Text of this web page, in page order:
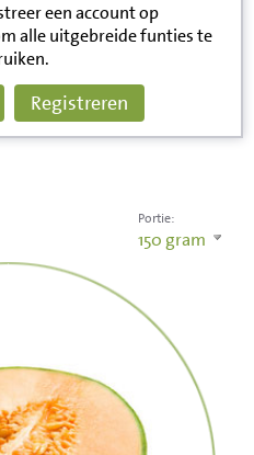
een account op
alle uitgebreide funties te
Registreren
Portie:
150 gram